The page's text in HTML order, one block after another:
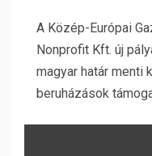
A Közép-Európai
Nonprofit Kft. új
magyar határ menti
beruházások